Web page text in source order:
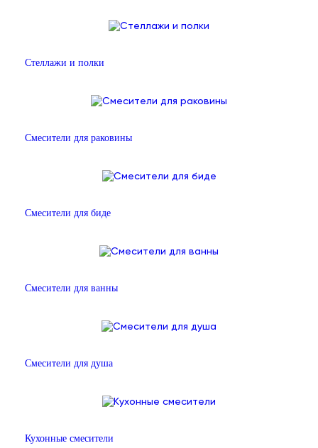
Стеллажи и полки
Смесители для раковины
Смесители для биде
Смесители для ванны
Смесители для душа
Кухонные смесители